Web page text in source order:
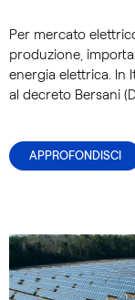
Per mercato
produzione,
energia elettrica. In
al decreto Bersani
APPROFONDISCI